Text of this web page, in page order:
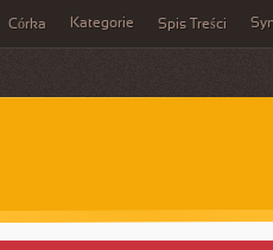
Córka Kategorie Spis Treści